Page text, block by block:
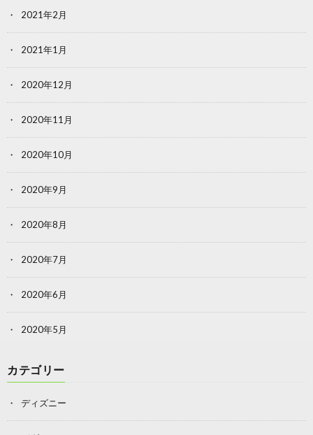
2021年2月
2021年1月
2020年12月
2020年11月
2020年10月
2020年9月
2020年8月
2020年7月
2020年6月
2020年5月
カテゴリー
ディズニー